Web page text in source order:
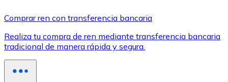
Utiliza tarjetas Visa y Mastercard para comprar
Comprar con tarjeta
Comprar ren con transferencia bancaria
Realiza tu compra de ren mediante transferencia bancaria
tradicional de manera rápida y segura.